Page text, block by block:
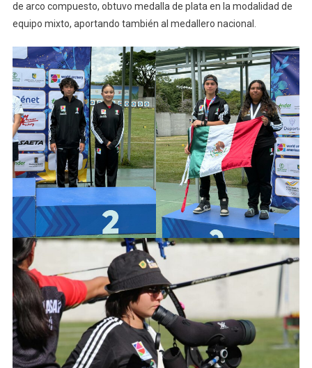
de arco compuesto, obtuvo medalla de plata en la modalidad de
equipo mixto, aportando también al medallero nacional.